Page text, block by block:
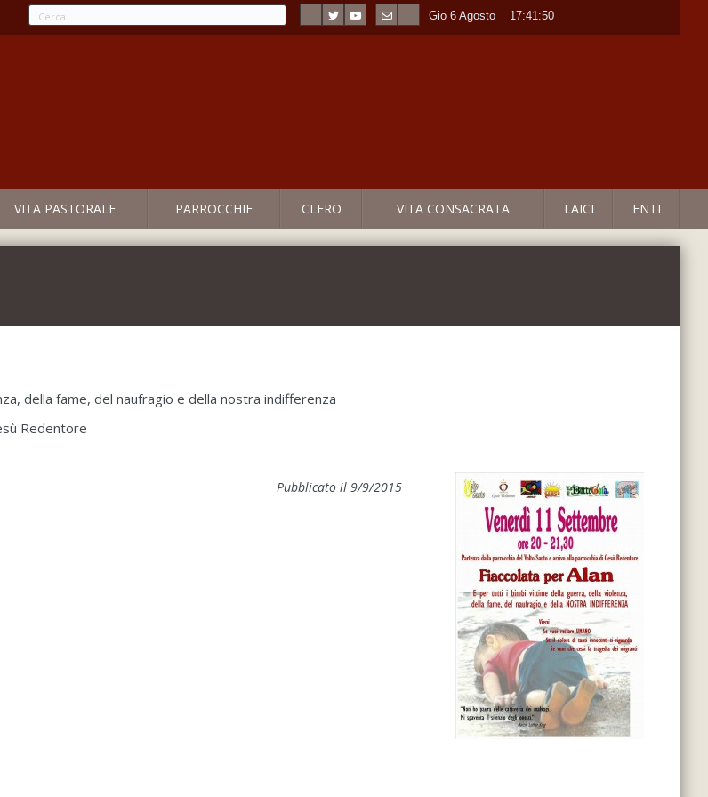
Gio 6 Agosto 17:41:51
VITA PASTORALE PARROCCHIE CLERO VITA CONSACRATA LAICI ENTI
della fame, del naufragio e della nostra indifferenza
Redentore
Pubblicato il 9/9/2015